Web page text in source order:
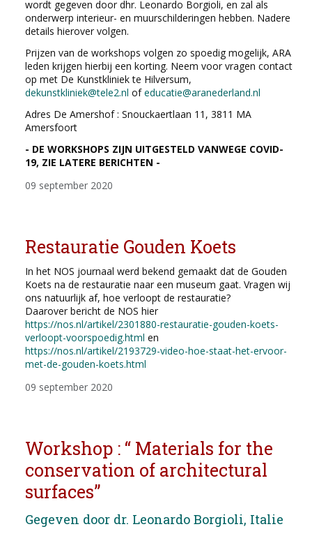
wordt gegeven door dhr. Leonardo Borgioli, en zal als
onderwerp interieur- en muurschilderingen hebben. Nadere
details hierover volgen.
Prijzen van de workshops volgen zo spoedig mogelijk, ARA
leden krijgen hierbij een korting. Neem voor vragen contact
op met De Kunstkliniek te Hilversum,
dekunstkliniek@tele2.nl ofeducatie@aranederland.nl
Adres De Amershof : Snouckaertlaan 11, 3811 MA
Amersfoort
- DE WORKSHOPS ZIJN UITGESTELD VANWEGE COVID-
19, ZIE LATERE BERICHTEN -
09 september 2020
Restauratie Gouden Koets
In het NOS journaal werd bekend gemaakt dat de Gouden
Koets na de restauratie naar een museum gaat. Vragen wij
ons natuurlijk af, hoe verloopt de restauratie?
Daarover bericht de NOS hier
https://nos.nl/artikel/2301880-restauratie-gouden-koets-
verloopt-voorspoedig.html en
https://nos.nl/artikel/2193729-video-hoe-staat-het-ervoor-
met-de-gouden-koets.html
09 september 2020
Workshop : “ Materials for the
conservation of architectural
surfaces’’
Gegeven door dr. Leonardo Borgioli, Italie